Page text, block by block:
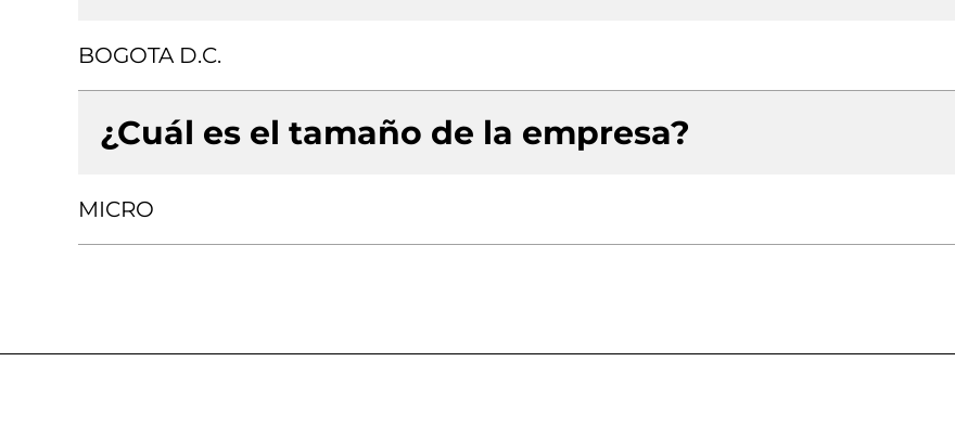
BOGOTA D.C.
¿Cuál es el tamaño de la empresa?
MICRO